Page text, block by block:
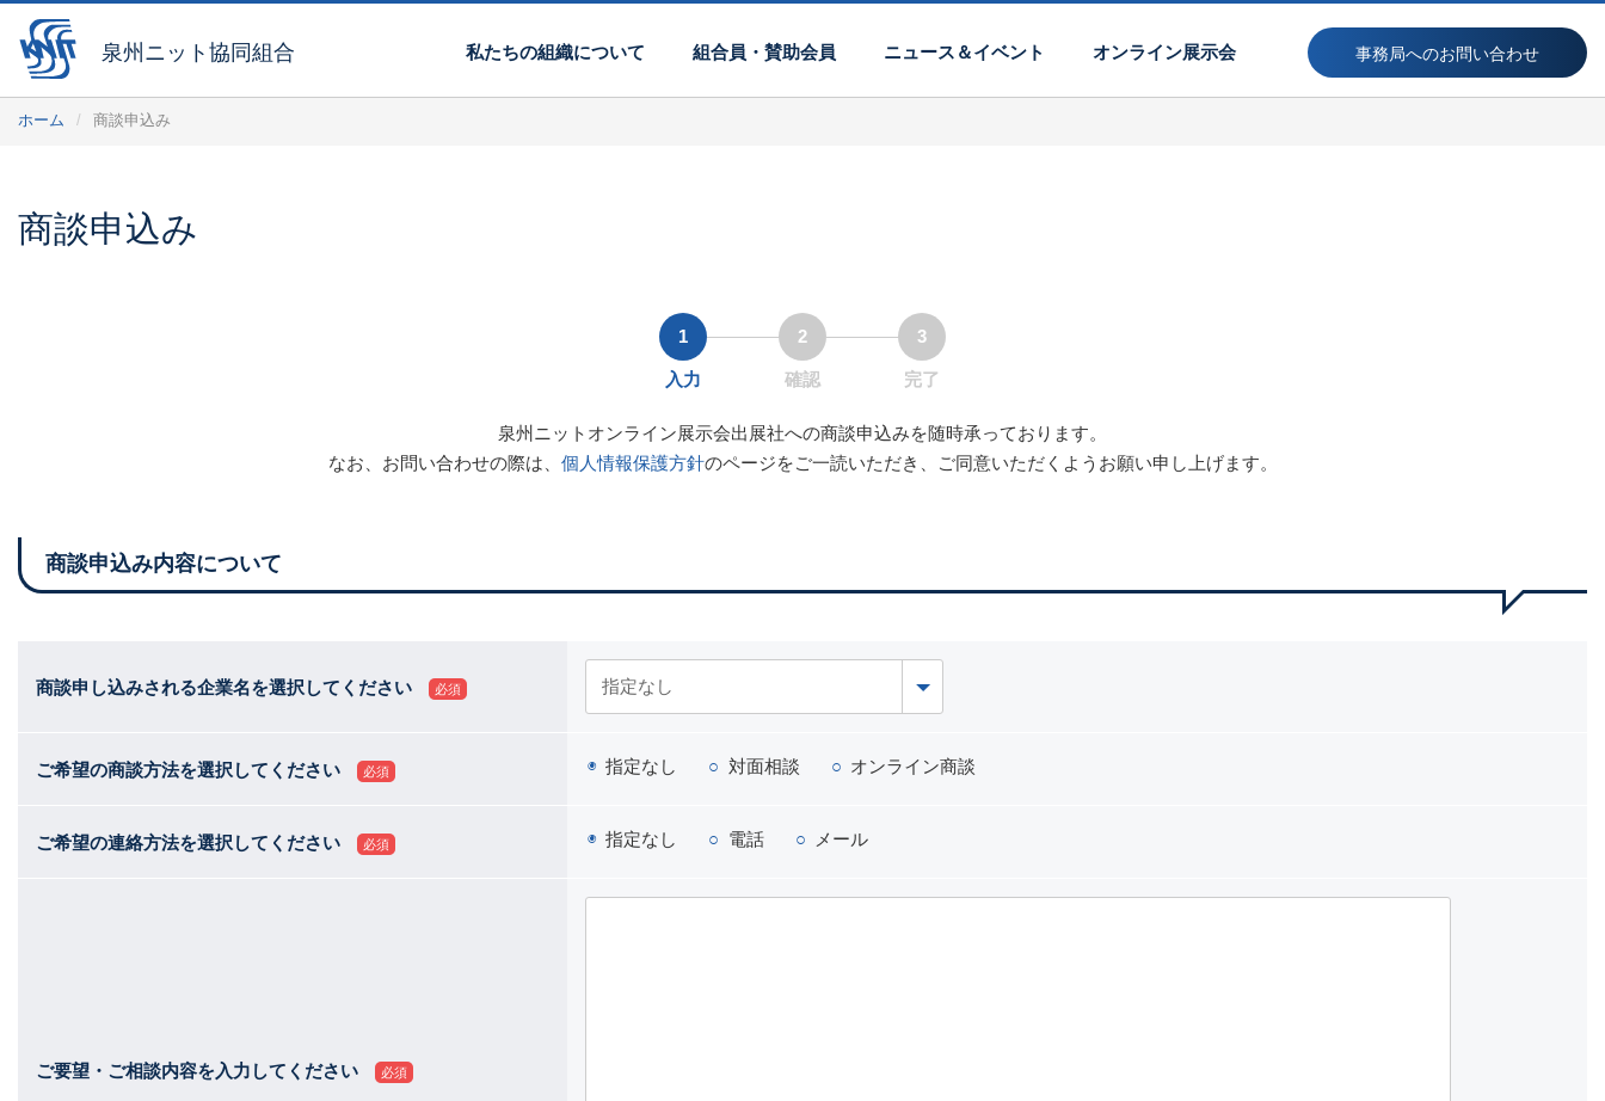
泉州ニット協同組合 事務局へのお問い合わせ
私たちの組織について 組合員・賛助会員 ニュース＆イベント オンライン展示会
ホーム 商談申込み
商談申込み
1
入力
2
確認
3
完了
泉州ニットオンライン展示会出展社への商談申込みを随時承っております。
なお、お問い合わせの際は、 個人情報保護方針のページをご一読いただき、ご同意いただくようお願い申し上げます。
商談申込み内容について
商談申し込みされる企業名を選択してください 必須
ご希望の商談方法を選択してください 必須 指定なし 対面相談 オンライン商談
ご希望の連絡方法を選択してください 必須 指定なし 電話 メール
ご要望・ご相談内容を入力してください 必須